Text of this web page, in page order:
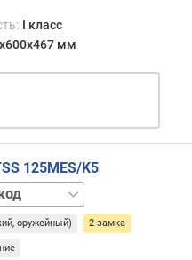
I класс
мм
125MES/K5
оружейный) 2 замка